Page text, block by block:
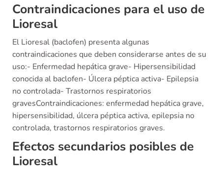
Contraindicaciones para el uso de
Lioresal
El Lioresal (baclofen) presenta algunas
contraindicaciones que deben considerarse antes de su
uso:- Enfermedad hepática grave- Hipersensibilidad
conocida al baclofen- Úlcera péptica activa- Epilepsia
no controlada- Trastornos respiratorios
gravesContraindicaciones: enfermedad hepática grave,
hipersensibilidad, úlcera péptica activa, epilepsia no
controlada, trastornos respiratorios graves.
Efectos secundarios posibles de
Lioresal